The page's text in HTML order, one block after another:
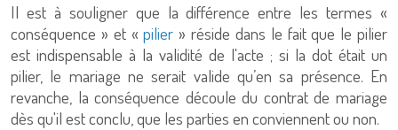
Il est à souligner que la différence entre les termes «
conséquence » et « pilier» réside dans le fait que le pilier
est indispensable à la validité de l'acte ; si la dot était un
pilier, le mariage ne serait valide qu’en sa présence. En
revanche, la conséquence découle du contrat de mariage
dès qu'il est conclu, que les parties en conviennent ou non.